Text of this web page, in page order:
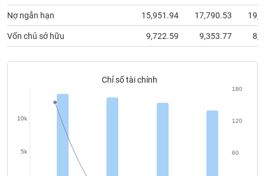
Nợ ngắn hạn 15,951.94 17,790.53
Vốn chủ sở hữu 9,722.59 9,353.77
Chỉ số tài chính
5k
10k
60
120
180
tài
đầu